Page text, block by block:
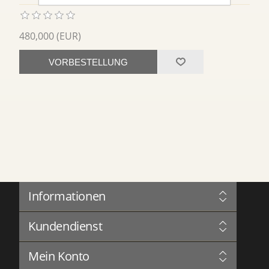
480,000 (EUR)
VORBESTELLUNG
Informationen
Governance
Datenschutz
Nutzungsbedingungen
Kundendienst
Forum
Mein Konto